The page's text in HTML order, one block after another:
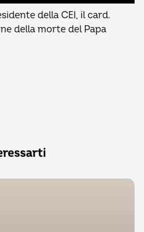
della CEI, il card.
della morte del Papa